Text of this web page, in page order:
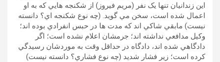
اين زندانيان تنها يک نفر (مريم فيروز) از شکنجه هايي که به او
اعمال شده است، سخن مي گويد. (چه نوع شکنجه اي؟ دانسته
نيست) مابقي شاکي اند که مدت ها در حبس انفرادي بوده اند؛
وکيل مدافعي نداشته اند؛ جرمشان اعلام نشده است؛ اگر
دادگاهي شده اند، دادگاه در حداقل وقت به موردشان رسيدگي
کرده است؛ زير فشار شديد (چه نوع فشاري؟ دانسته نيست)